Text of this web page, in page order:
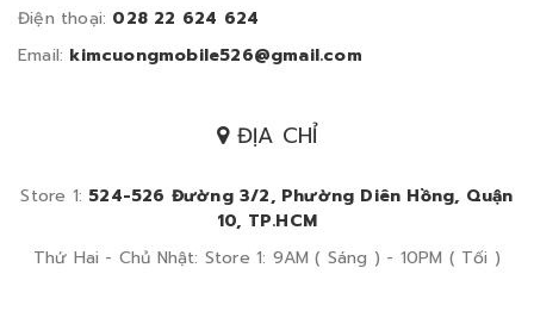
Điện thoại: 028 22 624 624
Email: kimcuongmobile526@gmail.com
ĐỊA CHỈ
Store 1: 524-526 Đường 3/2, Phường Diên Hồng, Quận
10, TP.HCM
Thứ Hai - Chủ Nhật: Store 1: 9AM ( Sáng ) - 10PM ( Tối )